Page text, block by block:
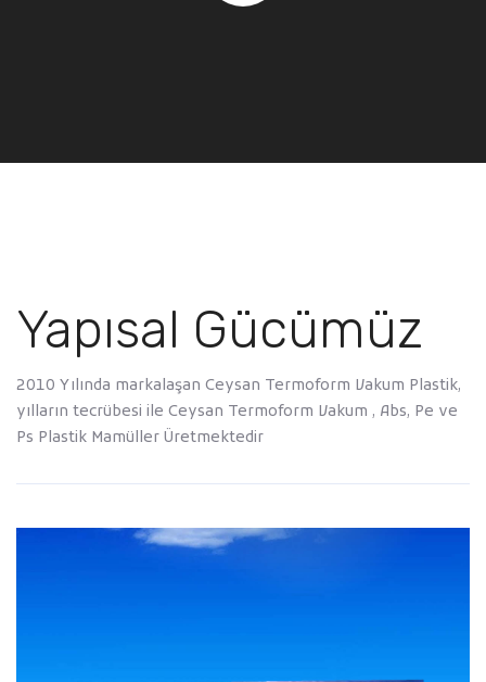
Yapısal Gücümüz
2010 Yılında markalaşan Ceysan Termoform Vakum Plastik,
yılların tecrübesi ile Ceysan Termoform Vakum , Abs, Pe ve
Ps Plastik Mamüller Üretmektedir